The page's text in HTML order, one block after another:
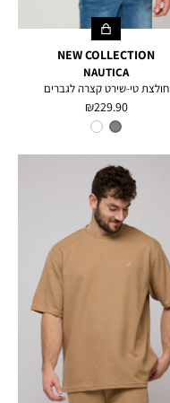
NEW COLLECTION
NAUTICA
חולצת טי-שירט קצרה לגברים
מחיר
מוצר
229.90 ₪
צבע
CHARCOAL
HEATHER